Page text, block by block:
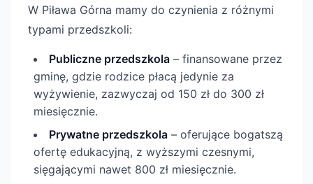
W Piława Górna mamy do czynienia z różnymi
typami przedszkoli:
Publiczne przedszkola – finansowane przez
gminę, gdzie rodzice płacą jedynie za
wyżywienie, zazwyczaj od 150 zł do 300 zł
miesięcznie.
Prywatne przedszkola – oferujące bogatszą
ofertę edukacyjną, z wyższymi czesnymi,
sięgającymi nawet 800 zł miesięcznie.